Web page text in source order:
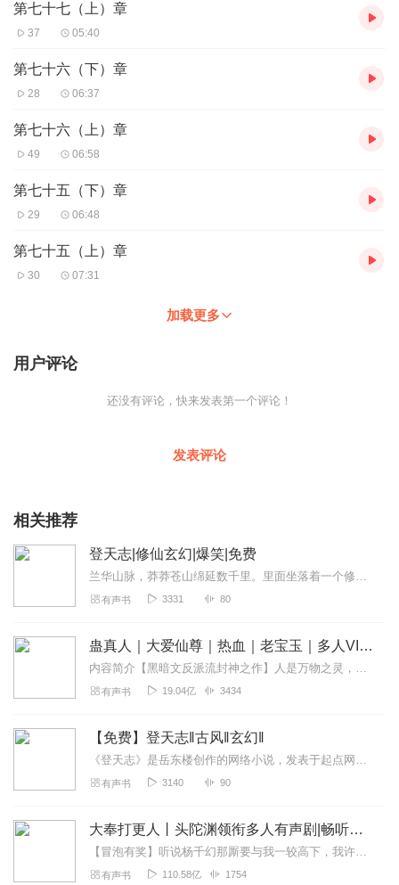
第七十七（上）章
37 05:40
第七十六（下）章
28 06:37
第七十六（上）章
49 06:58
第七十五（下）章
29 06:48
第七十五（上）章
30 07:31
加载更多
用户评论
还没有评论，快来发表第一个评论！
发表评论
相关推荐
登天志|修仙玄幻|爆笑|免费
兰华山脉，莽莽苍山绵延数千里。里面坐落着一个修仙门派——兰华门。修炼成仙分为四个阶段。第一阶段为凝气，筑基，结丹，元婴，化神五种境界，每一种境界分为十二层。当一...
有声书 3331 80
蛊真人｜大爱仙尊｜热血｜老宝玉｜多人VIP免费有声剧
内容简介【黑暗文反派流封神之作】人是万物之灵，蛊是天地真精。一个穿越者不断重生的故事。一个养蛊、炼蛊、用蛊的奇特世界。配音组（男角色）老宝玉旁白...
有声书 19.04亿 3434
【免费】登天志‖古风‖玄幻‖
《登天志》是岳东楼创作的网络小说，发表于起点网。修仙之路，乃逆天而行，我命由我不由天。穿越少年，身世之谜，人工造就天灵根，草根崛起，步步为营，发展壮大史。逐渐...
有声书 3140 90
大奉打更人丨头陀渊领衔多人有声剧|畅听全集|王鹤棣、田曦薇主演影视剧原著|卖报小郎君
【冒泡有奖】听说杨千幻那厮要与我一较高下，我许七安要开始装叉了！快进入声音播放页戳下方输入框，冒个泡偷偷告诉我，我要用哪些诗词才能胜过他？说得好的，有赏！202...
有声书 110.58亿 1754